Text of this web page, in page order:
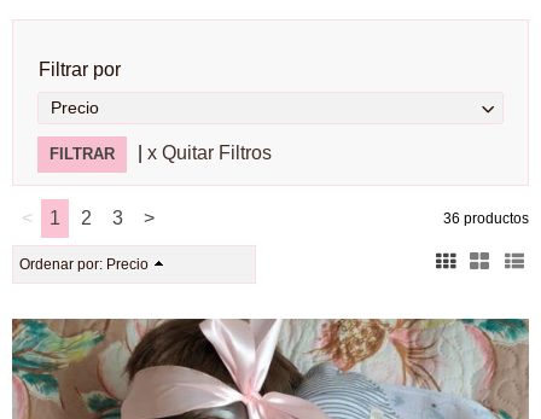
Filtrar por
Precio
x Quitar Filtros
< 1 2 3 > 36 productos
Ordenar por: Precio